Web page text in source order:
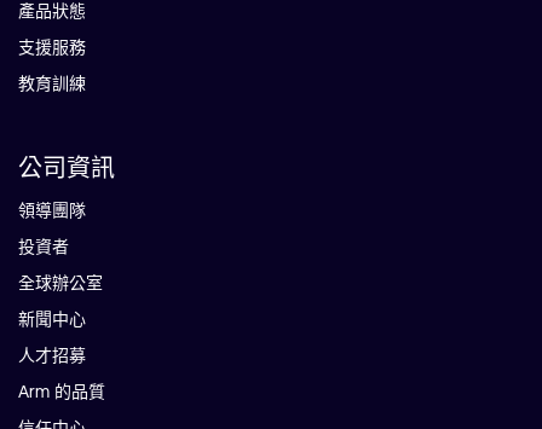
產品狀態
支援服務
教育訓練
公司資訊
領導團隊
投資者
全球辦公室
新聞中心
人才招募
Arm 的品質